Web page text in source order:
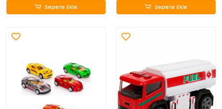
Sepete Ekle Sepete Ekle